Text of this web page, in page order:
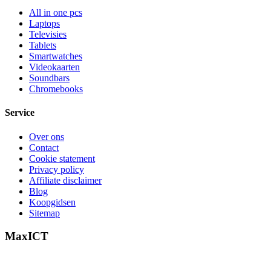
All in one pcs
Laptops
Televisies
Tablets
Smartwatches
Videokaarten
Soundbars
Chromebooks
Service
Over ons
Contact
Cookie statement
Privacy policy
Affiliate disclaimer
Blog
Koopgidsen
Sitemap
MaxICT